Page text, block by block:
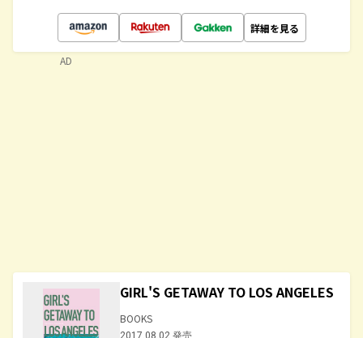
詳細を見る
GIRL'S GETAWAY TO LOS ANGELES
BOOKS
2017.08.02 発売
AD